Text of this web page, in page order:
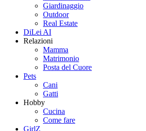
Giardinaggio
Outdoor
Real Estate
DiLei AI
Relazioni
Mamma
Matrimonio
Posta del Cuore
Pets
Cani
Gatti
Hobby
Cucina
Come fare
GirlZ